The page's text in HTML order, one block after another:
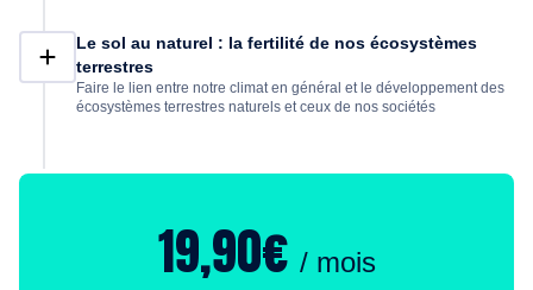
Le sol au naturel : la fertilité de nos écosystèmes
terrestres
Faire le lien entre notre climat en général et le développement des
écosystèmes terrestres naturels et ceux de nos sociétés
19,90€ / mois